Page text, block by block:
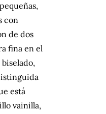
con
de dos
fina en el
está
vainilla,